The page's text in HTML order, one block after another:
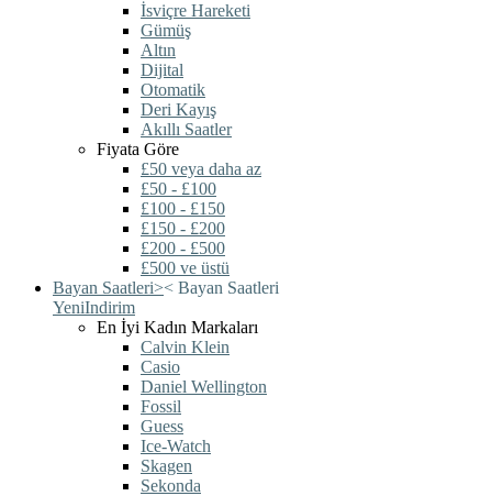
İsviçre Hareketi
Gümüş
Altın
Dijital
Otomatik
Deri Kayış
Akıllı Saatler
Fiyata Göre
£50 veya daha az
£50 - £100
£100 - £150
£150 - £200
£200 - £500
£500 ve üstü
Bayan Saatleri>< Bayan Saatleri
YeniIndirim
En İyi Kadın Markaları
Calvin Klein
Casio
Daniel Wellington
Fossil
Guess
Ice-Watch
Skagen
Sekonda